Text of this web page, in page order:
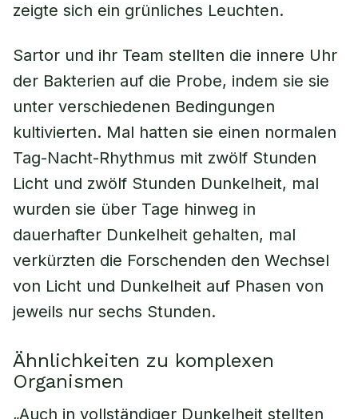
zeigte sich ein grünliches Leuchten.
Sartor und ihr Team stellten die innere Uhr
der Bakterien auf die Probe, indem sie sie
unter verschiedenen Bedingungen
kultivierten. Mal hatten sie einen normalen
Tag-Nacht-Rhythmus mit zwölf Stunden
Licht und zwölf Stunden Dunkelheit, mal
wurden sie über Tage hinweg in
dauerhafter Dunkelheit gehalten, mal
verkürzten die Forschenden den Wechsel
von Licht und Dunkelheit auf Phasen von
jeweils nur sechs Stunden.
Ähnlichkeiten zu komplexen
Organismen
„Auch in vollständiger Dunkelheit stellten